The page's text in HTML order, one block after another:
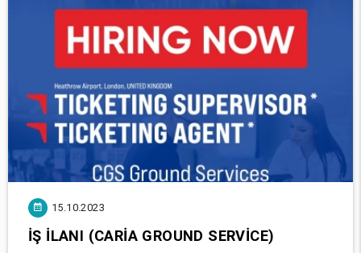
15.10.2023
İŞ İLANI (CARIA GROUND SERVICE)